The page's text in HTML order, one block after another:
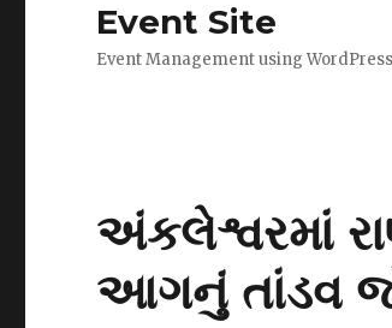
Event Site
Event Management using WordPress
અંકલેશ્વરમાં
આગનું તાંડવ